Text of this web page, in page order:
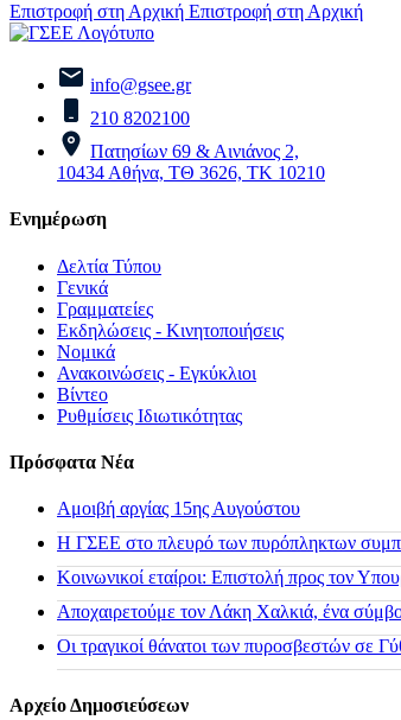
Επιστροφή στη Αρχική Επιστροφή στη Αρχική
info@gsee.gr
210 8202100
Πατησίων 69 & Αινιάνος 2,
10434 Αθήνα, ΤΘ 3626, ΤΚ 10210
Ενημέρωση
Δελτία Τύπου
Γενικά
Γραμματείες
Εκδηλώσεις - Κινητοποιήσεις
Νομικά
Ανακοινώσεις - Εγκύκλιοι
Βίντεο
Ρυθμίσεις Ιδιωτικότητας
Πρόσφατα Νέα
Αμοιβή αργίας 15ης Αυγούστου
H ΓΣΕΕ στο πλευρό των πυρόπληκτων
Κοινωνικοί εταίροι: Επιστολή προς τον
Αποχαιρετούμε τον Λάκη Χαλκιά, ένα
Οι τραγικοί θάνατοι των πυροσβεστών σε
Αρχείο Δημοσιεύσεων